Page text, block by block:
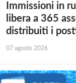
Immissioni in
libera a 365
distribuiti i
07 agosto 2026